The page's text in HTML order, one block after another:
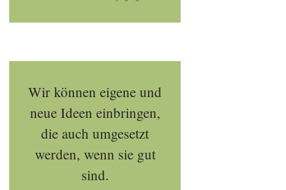
Wir können eigene und
neue Ideen einbringen,
die auch umgesetzt
werden, wenn sie gut
sind.